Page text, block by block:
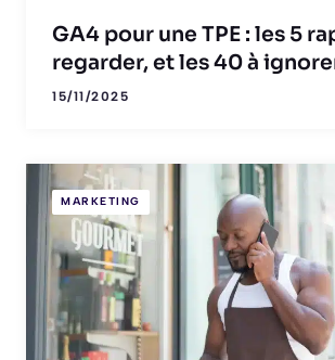
GA4 pour une TPE : les 5
regarder, et les 40 à
15/11/2025
MARKETING